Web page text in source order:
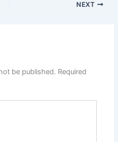
NEXT
be published. Required